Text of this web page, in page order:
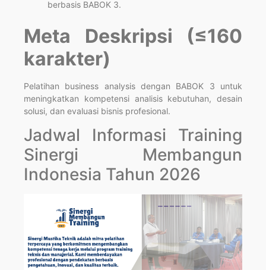
berbasis BABOK 3.
Meta Deskripsi (≤160
karakter)
Pelatihan business analysis dengan BABOK 3 untuk
meningkatkan kompetensi analisis kebutuhan, desain
solusi, dan evaluasi bisnis profesional.
Jadwal Informasi Training
Sinergi Membangun
Indonesia Tahun 2026